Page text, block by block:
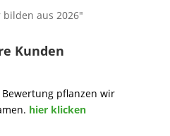
Kunden
pflanzen wir
hier klicken